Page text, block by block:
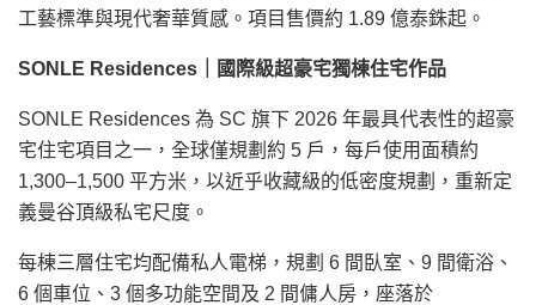
工藝標準與現代奢華質感。項目售價約 1.89 億泰銖起。
SONLE Residences ｜國際級超豪宅獨棟住宅作品
SONLE Residences 為 SC 旗下 2026 年最具代表性的超豪
宅住宅項目之一，全球僅規劃約 5 戶，每戶使用面積約
1,300–1,500 平方米，以近乎收藏級的低密度規劃，重新定
義曼谷頂級私宅尺度。
每棟三層住宅均配備私人電梯，規劃 6 間臥室、9 間衛浴、
6 個車位、3 個多功能空間及 2 間傭人房，座落於